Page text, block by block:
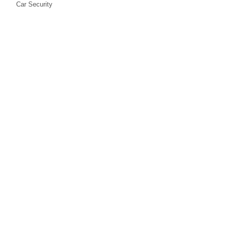
Car Security